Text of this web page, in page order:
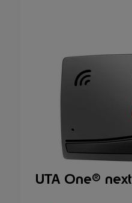
UTA One® next